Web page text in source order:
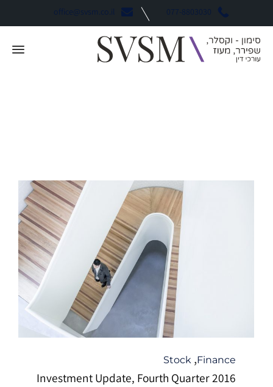
קטגוריה
Finance
,
Stock
Investment Update, Fourth Quarter 2016